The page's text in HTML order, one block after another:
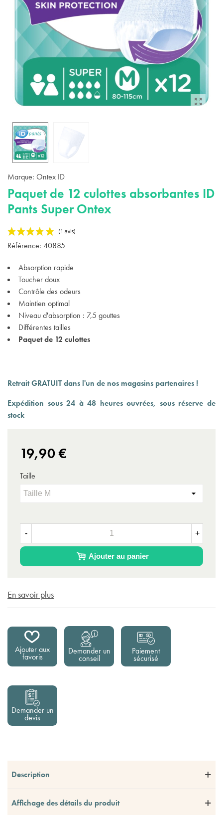
Marque: Ontex ID
Paquet de 12 culottes absorbantes ID
Pants Super Ontex
(1 avis)
Référence: 40885
Absorption rapide
Toucher doux
Contrôle des odeurs
Maintien optimal
Niveau d'absorption : 7,5 gouttes
Différentes tailles
Paquet de 12 culottes
Retrait GRATUIT dans l'un de nos magasins partenaires !
Expédition sous 24 à 48 heures ouvrées, sous réserve de
stock
19,90 €
- +
Ajouter au panier
Taille
En savoir plus
Ajouter aux
favoris
Demander un
conseil
Paiement
sécurisé
Demander un
devis
Description
Affichage des détails du produit